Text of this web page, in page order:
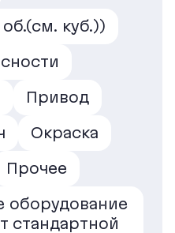
куб.))
Привод
Окраска
Прочее
оборудование
стандартной